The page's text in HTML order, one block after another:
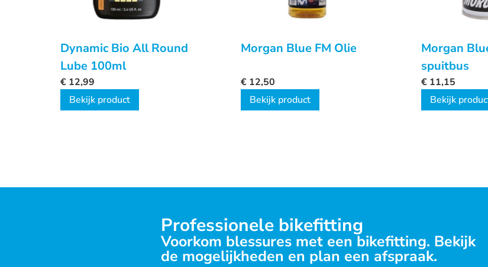
Dynamic Bio All Round
Lube 100ml
€ 12,99
Bekijk product
Morgan Blue FM Olie
€ 12,50
Bekijk product
Morgan
spuitbus
€ 11,15
Bekijk
Professionele bikefitting
Voorkom blessures met een bikefitting. Bekijk
de mogelijkheden en plan een afspraak.